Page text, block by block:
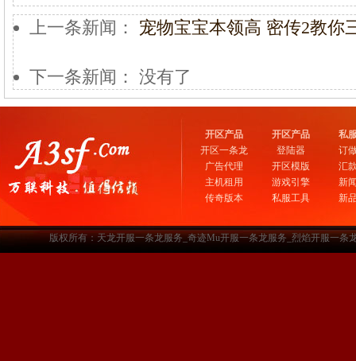
上一条新闻： 宠物宝宝本领高 密传2教你
下一条新闻： 没有了
开区产品
开区一条龙
广告代理
主机租用
传奇版本
开区产品
登陆器
开区模版
游戏引擎
私服工具
私
订
汇
新
新
版权所有：天龙开服一条龙服务_奇迹Mu开服一条龙服务_烈焰开服一条